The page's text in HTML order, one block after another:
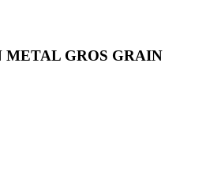
METAL GROS GRAIN